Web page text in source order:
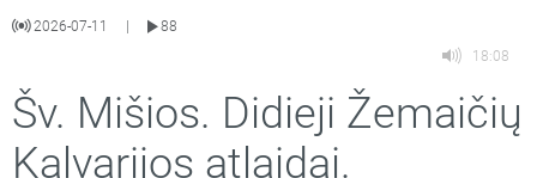
2026-07-11
88
18:08
Šv. Mišios. Didieji Žemaičių
Kalvarijos atlaidai.